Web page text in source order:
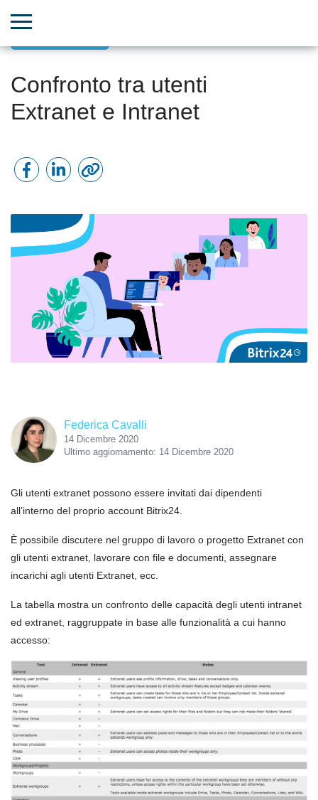
Confronto tra utenti
Extranet e Intranet
Federica Cavalli
14 Dicembre 2020
Ultimo aggiornamento: 14 Dicembre 2020
Gli utenti extranet possono essere invitati dai dipendenti
all’interno del proprio account Bitrix24.
È possibile discutere nel gruppo di lavoro o progetto Extranet con
gli utenti extranet, lavorare con file e documenti, assegnare
incarichi agli utenti Extranet, ecc.
La tabella mostra un confronto delle capacità degli utenti intranet
ed extranet, raggruppate in base alle funzionalità a cui hanno
accesso: